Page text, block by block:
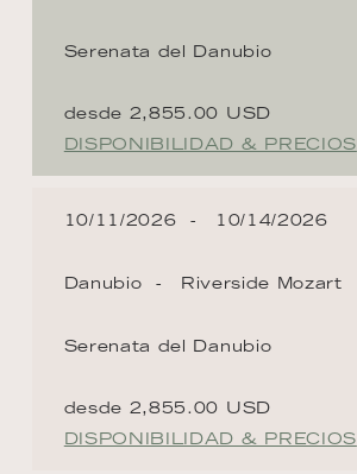
Serenata del Danubio
desde 2,855.00 USD
DISPONIBILIDAD & PRECIOS
10/11/2026 10/14/2026
Danubio Riverside Mozart
Serenata del Danubio
desde 2,855.00 USD
DISPONIBILIDAD & PRECIOS